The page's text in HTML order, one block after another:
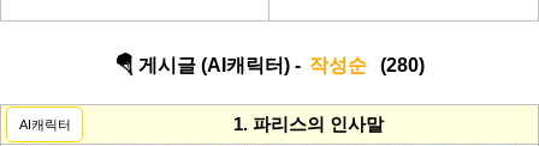
🪂 게시글 (AI캐릭터) - 작성순 (280)
AI캐릭터 1. 파리스의 인사말